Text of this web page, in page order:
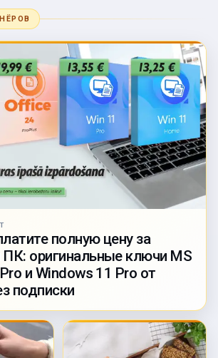
полную цену за
ПК: оригинальные ключи MS
и Windows 11 Pro от
подписки